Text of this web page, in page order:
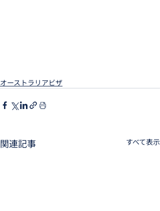
オーストラリアビザ
関連記事 すべて表示